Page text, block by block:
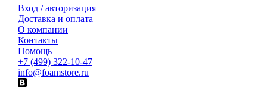
Вход / авторизация
Доставка и оплата
О компании
Контакты
Помощь
+7 (499) 322-10-47
info@foamstore.ru